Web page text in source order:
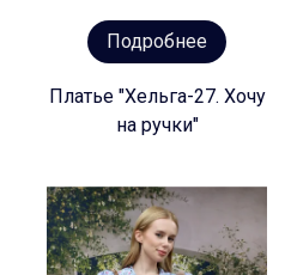
Подробнее
Платье "Хельга-27. Хочу
на ручки"